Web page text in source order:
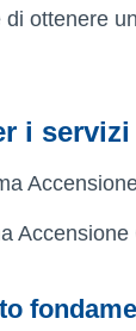
ottenere
i servizi